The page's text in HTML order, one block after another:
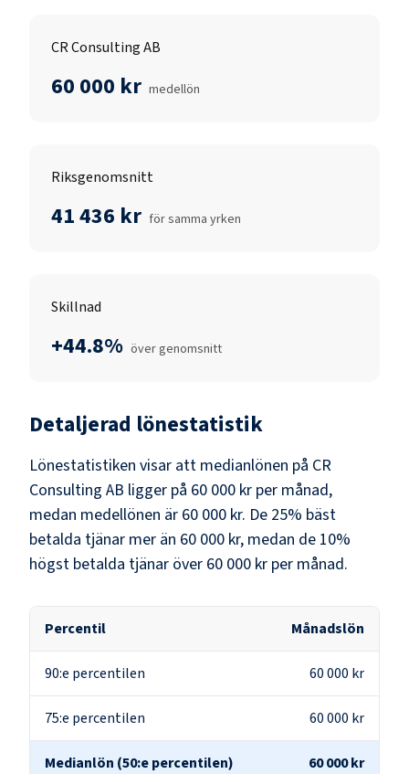
CR Consulting AB
60 000 kr medellön
Riksgenomsnitt
41 436 kr för samma yrken
Skillnad
+44.8% över genomsnitt
Detaljerad lönestatistik
Lönestatistiken visar att medianlönen på CR
Consulting AB ligger på 60 000 kr per månad,
medan medellönen är 60 000 kr. De 25% bäst
betalda tjänar mer än 60 000 kr, medan de 10%
högst betalda tjänar över 60 000 kr per månad.
Percentil Månadslön
90:e percentilen 60 000 kr
75:e percentilen 60 000 kr
Medianlön (50:e percentilen) 60 000 kr